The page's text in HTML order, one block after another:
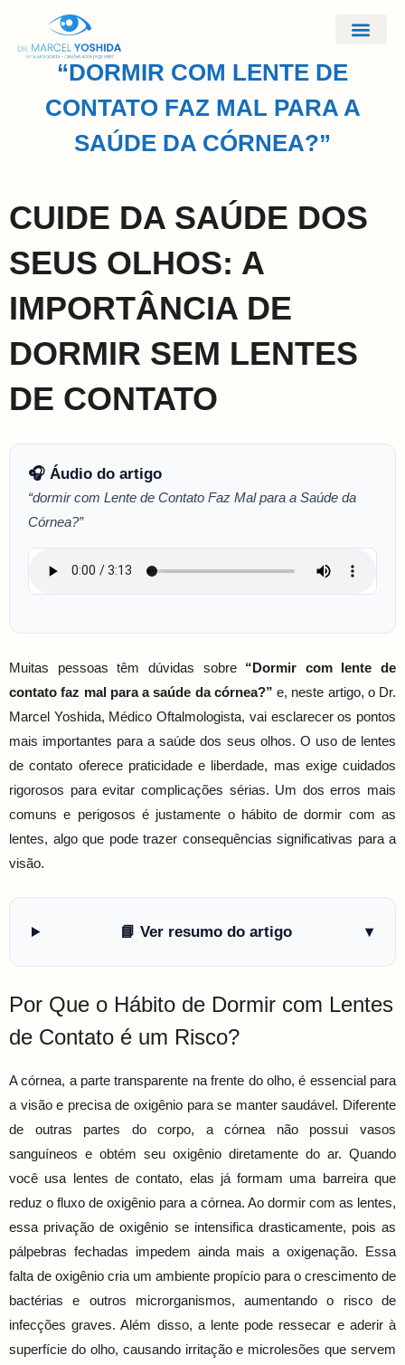
“DORMIR COM LENTE DE
CONTATO FAZ MAL PARA A
SAÚDE DA CÓRNEA?”
CUIDE DA SAÚDE DOS
SEUS OLHOS: A
IMPORTÂNCIA DE
DORMIR SEM LENTES
DE CONTATO
🎧 Áudio do artigo
“dormir com Lente de Contato Faz Mal para a Saúde da
Córnea?”
Muitas pessoas têm dúvidas sobre “Dormir com lente de
contato faz mal para a saúde da córnea?” e, neste artigo, o Dr.
Marcel Yoshida, Médico Oftalmologista, vai esclarecer os pontos
mais importantes para a saúde dos seus olhos. O uso de lentes
de contato oferece praticidade e liberdade, mas exige cuidados
rigorosos para evitar complicações sérias. Um dos erros mais
comuns e perigosos é justamente o hábito de dormir com as
lentes, algo que pode trazer consequências significativas para a
visão.
📘 Ver resumo do artigo ▾
Por Que o Hábito de Dormir com Lentes
de Contato é um Risco?
A córnea, a parte transparente na frente do olho, é essencial para
a visão e precisa de oxigênio para se manter saudável. Diferente
de outras partes do corpo, a córnea não possui vasos
sanguíneos e obtém seu oxigênio diretamente do ar. Quando
você usa lentes de contato, elas já formam uma barreira que
reduz o fluxo de oxigênio para a córnea. Ao dormir com as lentes,
essa privação de oxigênio se intensifica drasticamente, pois as
pálpebras fechadas impedem ainda mais a oxigenação. Essa
falta de oxigênio cria um ambiente propício para o crescimento de
bactérias e outros microrganismos, aumentando o risco de
infecções graves. Além disso, a lente pode ressecar e aderir à
superfície do olho, causando irritação e microlesões que servem